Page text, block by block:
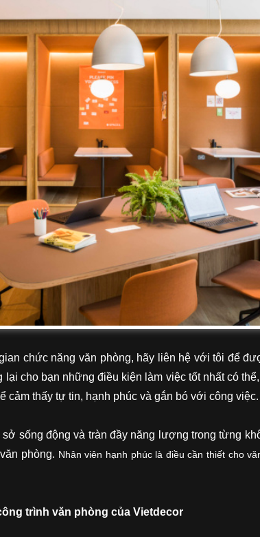
chức năng văn phòng, hãy liên hệ với tôi để
cho bạn những điều kiện làm việc tốt nhất có
cảm thấy tự tin, hạnh phúc và gắn bó với công việc.
sống động và tràn đầy năng lượng trong từng
phòng. Nhân viên hạnh phúc là điều cần thiết cho
trình văn phòng của Vietdecor